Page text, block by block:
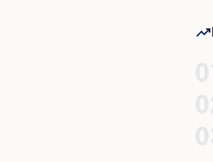
trending_up